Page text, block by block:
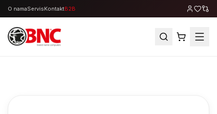
O namaServisKontaktB2B